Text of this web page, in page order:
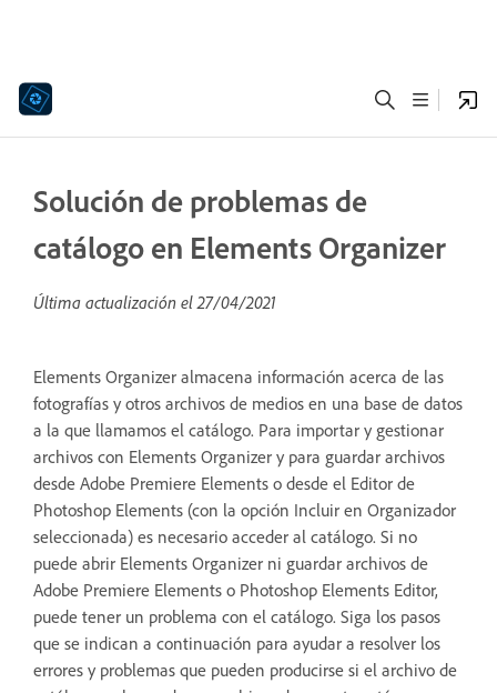
Solución de problemas de
catálogo en Elements Organizer
Última actualización el27/04/2021
Elements Organizer almacena información acerca de las
fotografías y otros archivos de medios en una base de datos
a la que llamamos el catálogo. Para importar y gestionar
archivos con Elements Organizer y para guardar archivos
desde Adobe Premiere Elements o desde el Editor de
Photoshop Elements (con la opción Incluir en Organizador
seleccionada) es necesario acceder al catálogo. Si no
puede abrir Elements Organizer ni guardar archivos de
Adobe Premiere Elements o Photoshop Elements Editor,
puede tener un problema con el catálogo. Siga los pasos
que se indican a continuación para ayudar a resolver los
errores y problemas que pueden producirse si el archivo de